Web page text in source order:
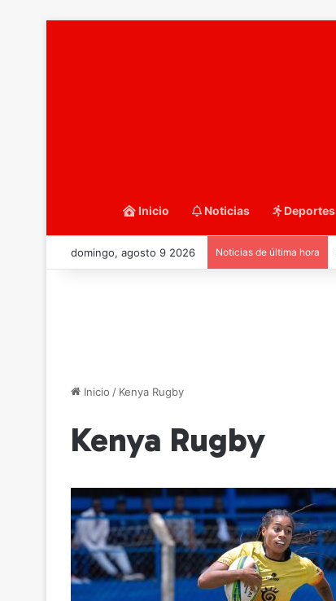
Inicio Noticias Deportes
domingo, agosto 9 2026 Noticias de última hora
Inicio / Kenya Rugby
Kenya Rugby